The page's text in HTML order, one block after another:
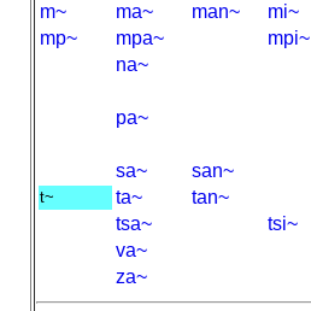
m~
ma~ man~ mi~
mp~
mpa~
mpi~
na~
pa~
sa~
san~
t~ ta~ tan~
tsa~
tsi~
va~
za~